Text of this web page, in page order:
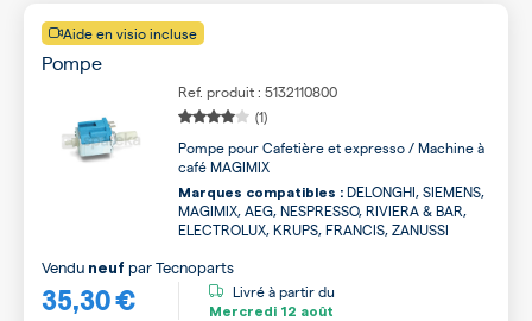
Aide en visio incluse
Pompe
Ref. produit : 5132110800
(1)
Pompe pour Cafetière et expresso / Machine à
café MAGIMIX
Marques compatibles : DELONGHI, SIEMENS,
MAGIMIX, AEG, NESPRESSO, RIVIERA & BAR,
ELECTROLUX, KRUPS, FRANCIS, ZANUSSI
35,30 €
Vendu neuf parTecnoparts
Livré à partir du
Mercredi 12 août